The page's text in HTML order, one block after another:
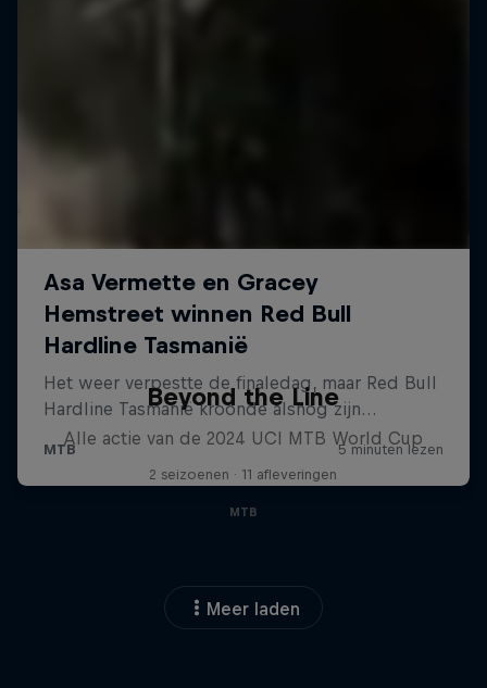
Beyond the Line
Alle actie van de 2024 UCI MTB World Cup
2 seizoenen · 11 afleveringen
MTB
Meer laden